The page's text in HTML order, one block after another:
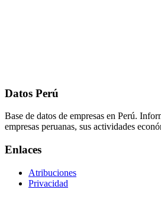
Datos Perú
Base de datos de empresas en Perú.
empresas peruanas, sus actividades
Enlaces
Atribuciones
Privacidad